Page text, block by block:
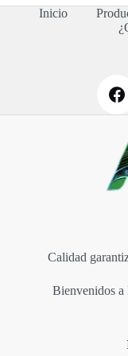
la
página
Inicio
Calidad
Bienvenidos a